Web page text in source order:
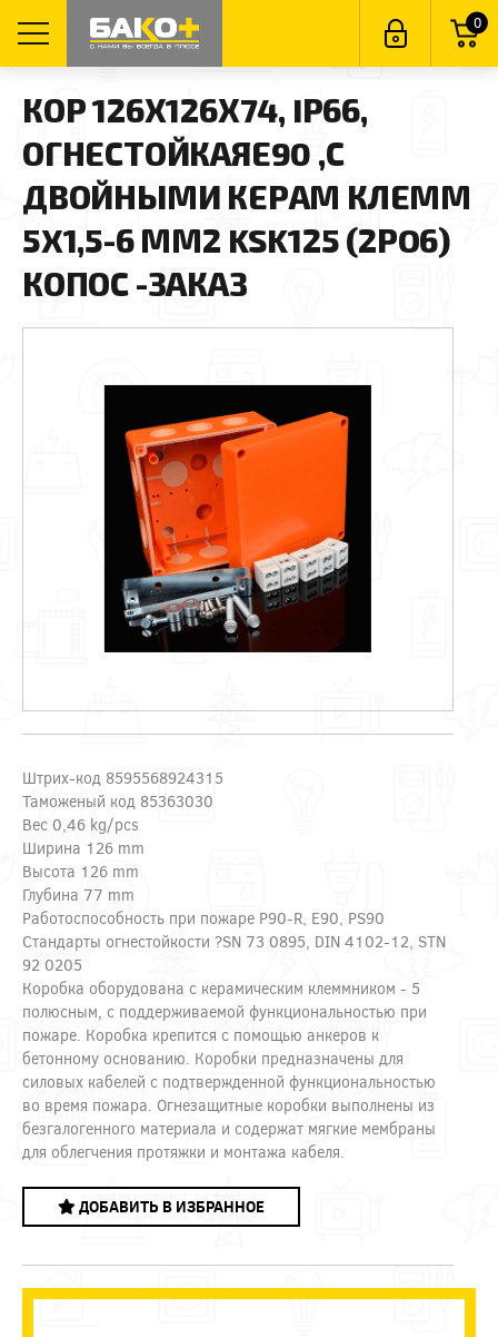
0
КОР 126Х126Х74, IP66,
ОГНЕСТОЙКАЯЕ90 ,С
ДВОЙНЫМИ КЕРАМ КЛЕММ
5X1,5-6 ММ2 KSK125 (2PO6)
КОПОС -ЗАКАЗ
Штрих-код 8595568924315
Таможеный код 85363030
Вес 0,46 kg/pcs
Ширина 126 mm
Высота 126 mm
Глубина 77 mm
Pаботоспособность при пожаре P90-R, E90, PS90
Стандарты огнестойкости ?SN 73 0895, DIN 4102-12, STN
92 0205
Коробка оборудована с керамическим клеммником - 5
полюсным, с поддерживаемой функциональностью при
пожаре. Коробка крепится с помощью анкеров к
бетонному основанию. Коробки предназначены для
силовых кабелей с подтвержденной функциональностью
во время пожара. Огнезащитные коробки выполнены из
безгалогенного материала и содержат мягкие мембраны
для облегчения протяжки и монтажа кабеля.
ДОБАВИТЬ В ИЗБРАННОЕ